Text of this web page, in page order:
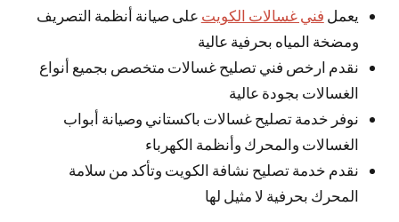
يعمل فني غسالات الكويت على صيانة أنظمة التصريف
ومضخة المياه بحرفية عالية
نقدم ارخص فني تصليح غسالات متخصص بجميع أنواع
الغسالات بجودة عالية
نوفر خدمة تصليح غسالات باكستاني وصيانة أبواب
الغسالات والمحرك وأنظمة الكهرباء
نقدم خدمة تصليح نشافة الكويت وتأكد من سلامة
المحرك بحرفية لا مثيل لها